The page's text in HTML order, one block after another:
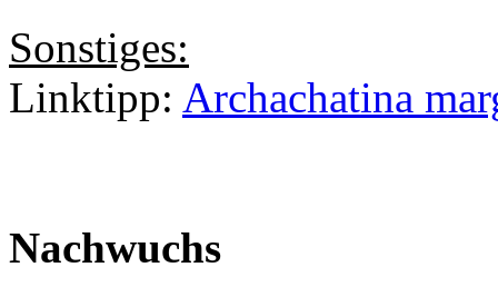
Sonstiges:
Linktipp: Archachatina
Nachwuchs